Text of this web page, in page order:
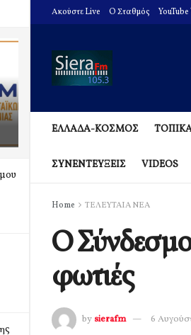
Ακούστε Live O Σταθμός
ΕΛΛΑΔΑ-ΚΟΣΜΟΣ
ΣΥΝΕΝΤΕΥΞΕΙΣ VIDEOS
Home ΤΕΛΕΥΤΑΙΑ ΝΕΑ
Ο
φωτιές
by sierafm 6